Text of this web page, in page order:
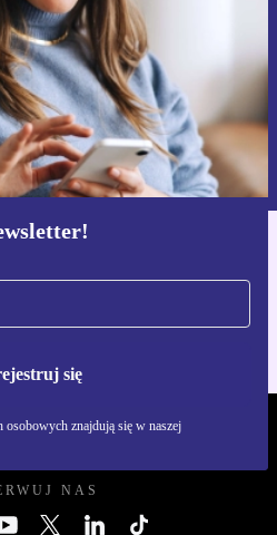
się
osobowych znajdują się w naszej
się
osobowych znajdują się w
aplikację refurbed
i Android
- RETHINK NEW.
NAS